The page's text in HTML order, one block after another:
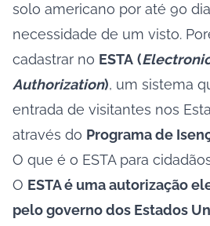
solo americano por até 90
necessidade de um visto.
cadastrar no ESTA (
Authorization), um sistema
entrada de visitantes nos
através do Programa de
O que é o ESTA para
O ESTA é uma autorização
pelo governo dos Estados